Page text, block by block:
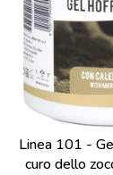
Linea 101 -
curo dello